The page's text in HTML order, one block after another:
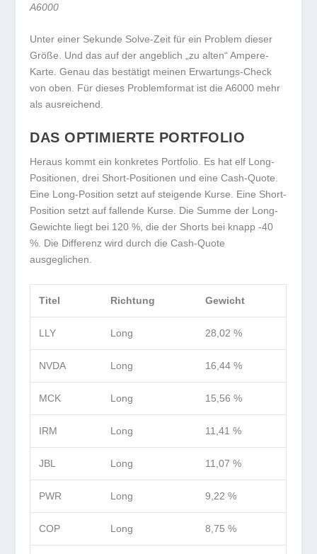
A6000
Unter einer Sekunde Solve-Zeit für ein Problem dieser
Größe. Und das auf der angeblich „zu alten“ Ampere-
Karte. Genau das bestätigt meinen Erwartungs-Check
von oben. Für dieses Problemformat ist die A6000 mehr
als ausreichend.
DAS OPTIMIERTE PORTFOLIO
Heraus kommt ein konkretes Portfolio. Es hat elf Long-
Positionen, drei Short-Positionen und eine Cash-Quote.
Eine Long-Position setzt auf steigende Kurse. Eine Short-
Position setzt auf fallende Kurse. Die Summe der Long-
Gewichte liegt bei 120 %, die der Shorts bei knapp -40
%. Die Differenz wird durch die Cash-Quote
ausgeglichen.
Titel Richtung Gewicht
LLY Long 28,02 %
NVDA Long 16,44 %
MCK Long 15,56 %
IRM Long 11,41 %
JBL Long 11,07 %
PWR Long 9,22 %
COP Long 8,75 %